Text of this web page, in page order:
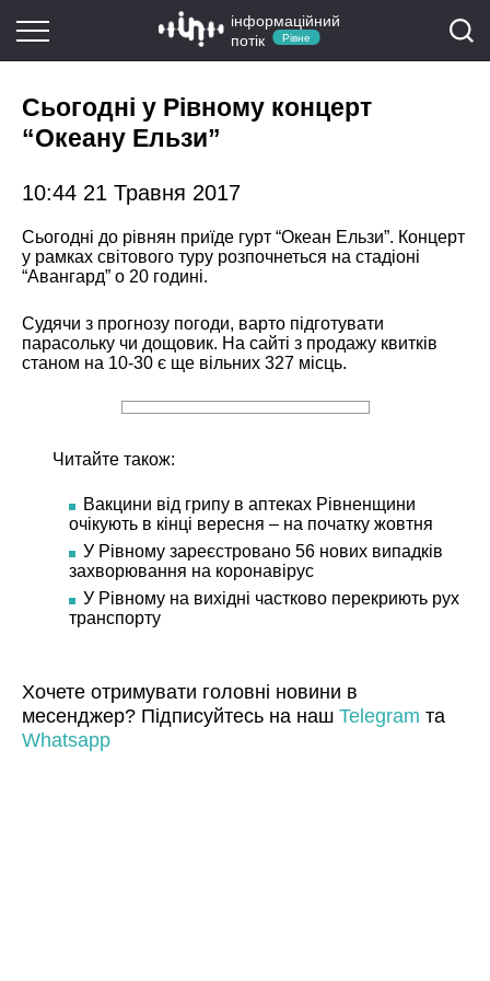
інформаційний
потік
Рівне
Сьогодні у Рівному концерт
“Океану Ельзи”
10:44 21 Травня 2017
Сьогодні до рівнян приїде гурт “Океан Ельзи”. Концерт
у рамках світового туру розпочнеться на стадіоні
“Авангард” о 20 годині.
Судячи з прогнозу погоди, варто підготувати
парасольку чи дощовик. На сайті з продажу квитків
станом на 10-30 є ще вільних 327 місць.
Читайте також:
Вакцини від грипу в аптеках Рівненщини
очікують в кінці вересня – на початку жовтня
У Рівному зареєстровано 56 нових випадків
захворювання на коронавірус
У Рівному на вихідні частково перекриють рух
транспорту
Хочете отримувати головні новини в
месенджер? Підписуйтесь на наш Telegram та
Whatsapp